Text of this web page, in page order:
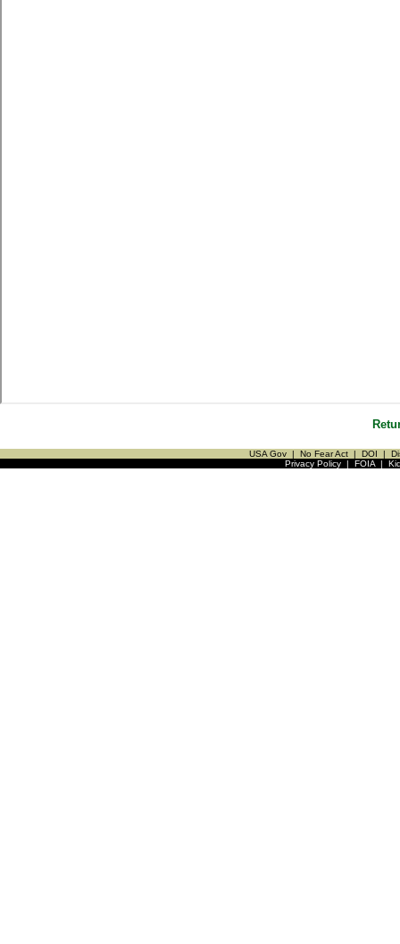
USA Gov | No Fear Act | DOI |
Privacy Policy| FOIA|